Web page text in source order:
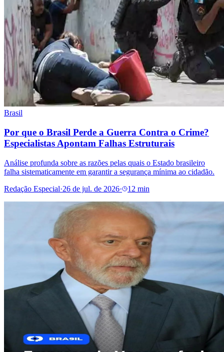
Brasil
Por que o Brasil Perde a Guerra Contra o Crime?
Especialistas Apontam Falhas Estruturais
Análise profunda sobre as razões pelas quais o Estado brasileiro
falha sistematicamente em garantir a segurança mínima ao cidadão.
Redação Especial·26 de jul. de 2026· 12 min